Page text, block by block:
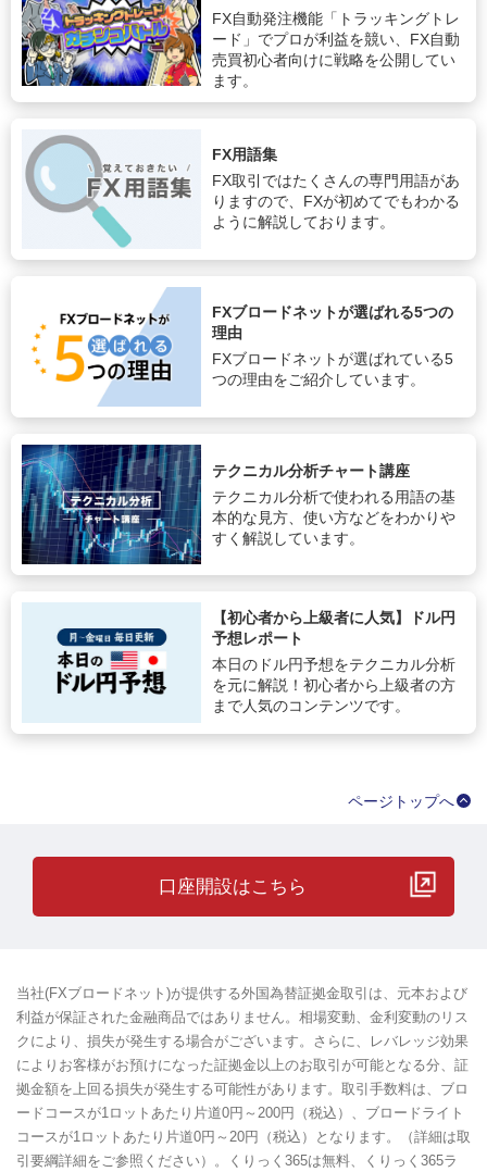
FX自動発注機能「トラッキングトレ
ード」でプロが利益を競い、FX自動
売買初心者向けに戦略を公開してい
ます。
FX用語集
FX取引ではたくさんの専門用語があ
りますので、FXが初めてでもわかる
ように解説しております。
FXブロードネットが選ばれる5つの
理由
FXブロードネットが選ばれている5
つの理由をご紹介しています。
テクニカル分析チャート講座
テクニカル分析で使われる用語の基
本的な見方、使い方などをわかりや
すく解説しています。
【初心者から上級者に人気】ドル円
予想レポート
本日のドル円予想をテクニカル分析
を元に解説！初心者から上級者の方
まで人気のコンテンツです。
ページトップへ
口座開設はこちら
当社(FXブロードネット)が提供する外国為替証拠金取引は、元本および
利益が保証された金融商品ではありません。相場変動、金利変動のリス
クにより、損失が発生する場合がございます。さらに、レバレッジ効果
によりお客様がお預けになった証拠金以上のお取引が可能となる分、証
拠金額を上回る損失が発生する可能性があります。取引手数料は、ブロ
ードコースが1ロットあたり片道0円～200円（税込）、ブロードライト
コースが1ロットあたり片道0円～20円（税込）となります。（詳細は取
引要綱詳細をご参照ください）。くりっく365は無料、くりっく365ラ